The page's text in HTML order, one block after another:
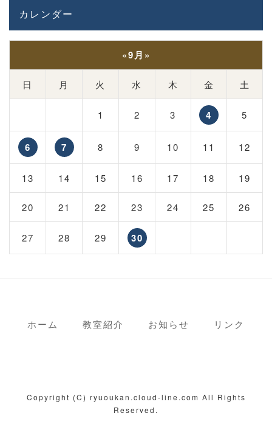
カレンダー
«9月 »
日 月 火 水 木 金 土
1 2 3 4 5
6 7 8 9 10 11 12
13 14 15 16 17 18 19
20 21 22 23 24 25 26
27 28 29 30
ホーム 教室紹介 お知らせ リンク
Copyright (C) ryuoukan.cloud-line.com All Rights
Reserved.